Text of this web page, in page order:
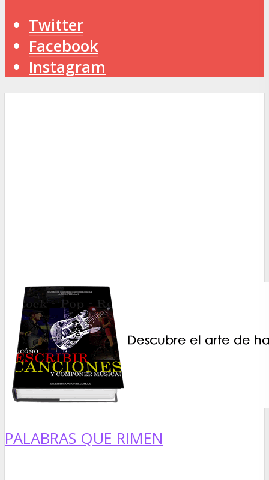
Twitter
Facebook
Instagram
PALABRAS QUE RIMEN